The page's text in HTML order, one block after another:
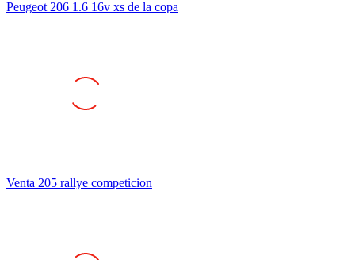
Peugeot 206 1.6 16v xs de la copa
Venta 205 rallye competicion